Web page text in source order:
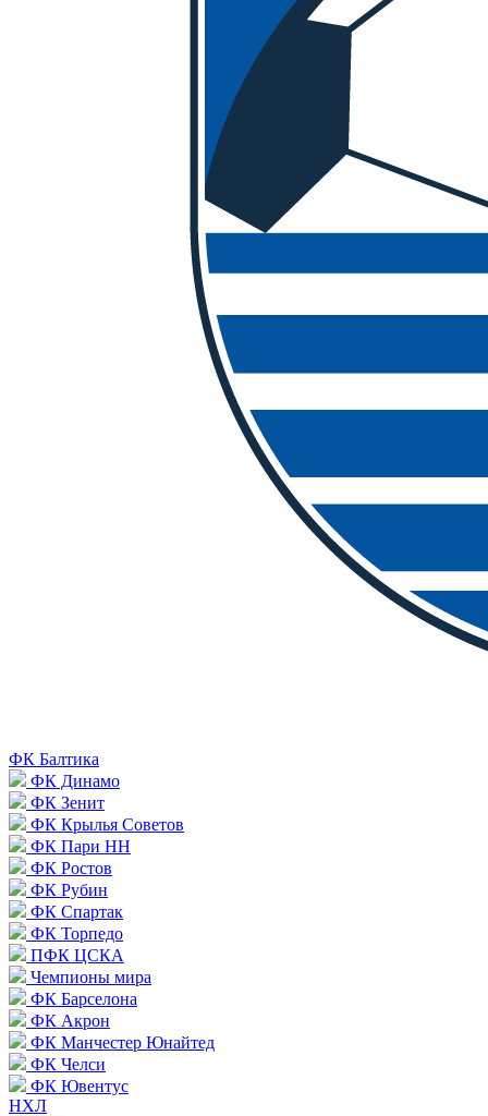
ФК Балтика
ФК Динамо
ФК Зенит
ФК Крылья Советов
ФК Пари НН
ФК Ростов
ФК Рубин
ФК Спартак
ФК Торпедо
ПФК ЦСКА
Чемпионы мира
ФК Барселона
ФК Акрон
ФК Манчестер Юнайтед
ФК Челси
ФК Ювентус
НХЛ